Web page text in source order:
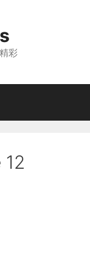
彩